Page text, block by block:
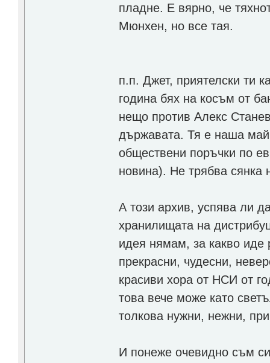
пладне. Е вярно, че
Мюнхен, но все тая.
п.п. Джет, приятелски ти
година бях на косъм от
нещо против Алекс
държавата. Тя е наша
обществени поръчки по
новина). Не трябва
А този архив, успява ли
хранилищата на
идея нямам, за какво иде
прекрасни, чудесни,
красиви хора от НСИ от
това вече може като
толкова нужни, нежни,
И понеже очевидно съм